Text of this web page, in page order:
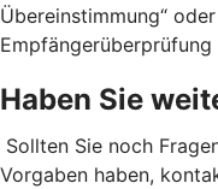
Übereinstimmung“
Haben Sie
Sollten Sie noch
Vorgaben haben,